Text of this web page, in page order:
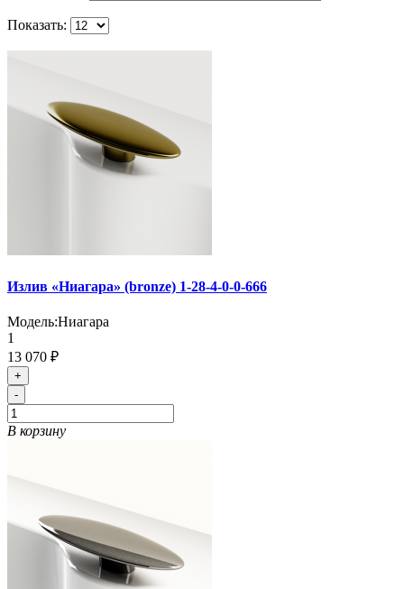
Показать:
Излив «Ниагара» (bronze) 1-28-4-0-0-666
Модель:Ниагара
1
13 070 ₽
+
-
В корзину